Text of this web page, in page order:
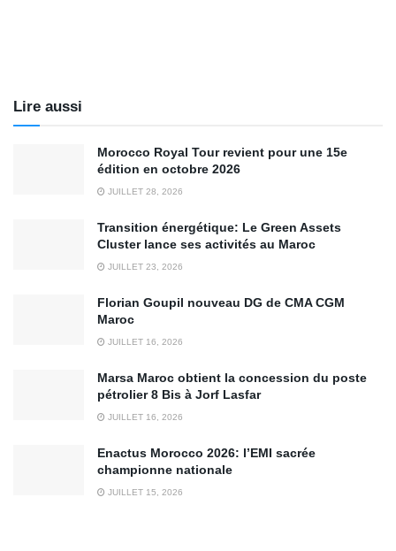
Lire aussi
Morocco Royal Tour revient pour une 15e
édition en octobre 2026
JUILLET 28, 2026
Transition énergétique: Le Green Assets
Cluster lance ses activités au Maroc
JUILLET 23, 2026
Florian Goupil nouveau DG de CMA CGM
Maroc
JUILLET 16, 2026
Marsa Maroc obtient la concession du poste
pétrolier 8 Bis à Jorf Lasfar
JUILLET 16, 2026
Enactus Morocco 2026: l’EMI sacrée
championne nationale
JUILLET 15, 2026